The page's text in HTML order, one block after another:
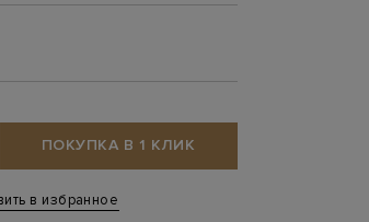
ПОКУПКА В 1 КЛИК
в избранное